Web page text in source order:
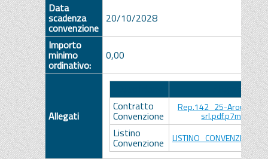
Data
scadenza
convenzione
20/10/2028
Importo
minimo
ordinativo:
0,00
Allegati
Allegato
Contratto
Convenzione
Rep.142_25-Around
srl.pdf.p7m.p7m
Listino
Convenzione